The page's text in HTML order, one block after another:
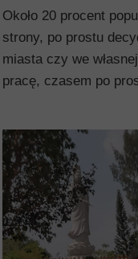
Około 20 procent
strony, po prostu
miasta czy we
pracę, czasem po